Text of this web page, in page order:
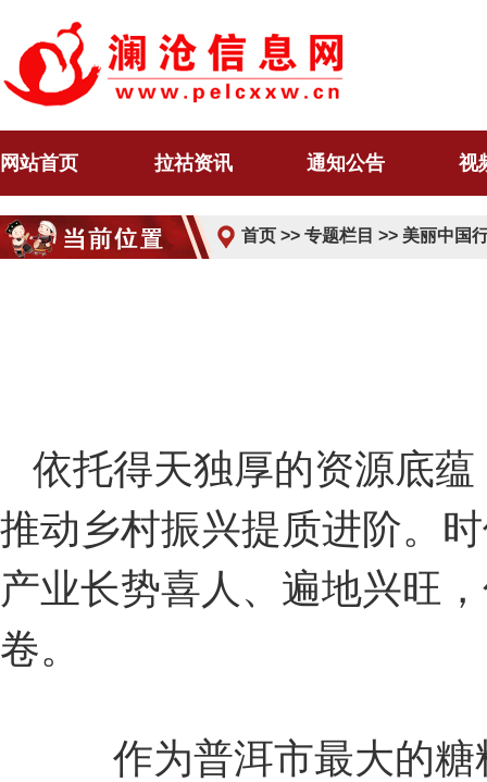
网站首页 拉祜资讯 通知公告 视
首页 >> 专题栏目 >> 美丽中国
依托得天独厚的资源底
推动乡村振兴提质进阶。
产业长势喜人、遍地兴旺
卷。
作为普洱市最大的糖